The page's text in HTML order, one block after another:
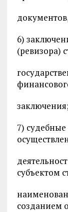
6)
(ревизора)
7)
субъектом
созданием